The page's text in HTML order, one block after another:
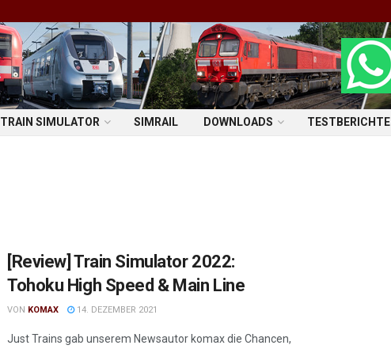
TRAIN SIMULATOR SIMRAIL DOWNLOADS TESTBERICHTE
[Review] Train Simulator 2022:
Tohoku High Speed & Main Line
VON KOMAX 14. DEZEMBER 2021
Just Trains gab unserem Newsautor komax die Chancen,